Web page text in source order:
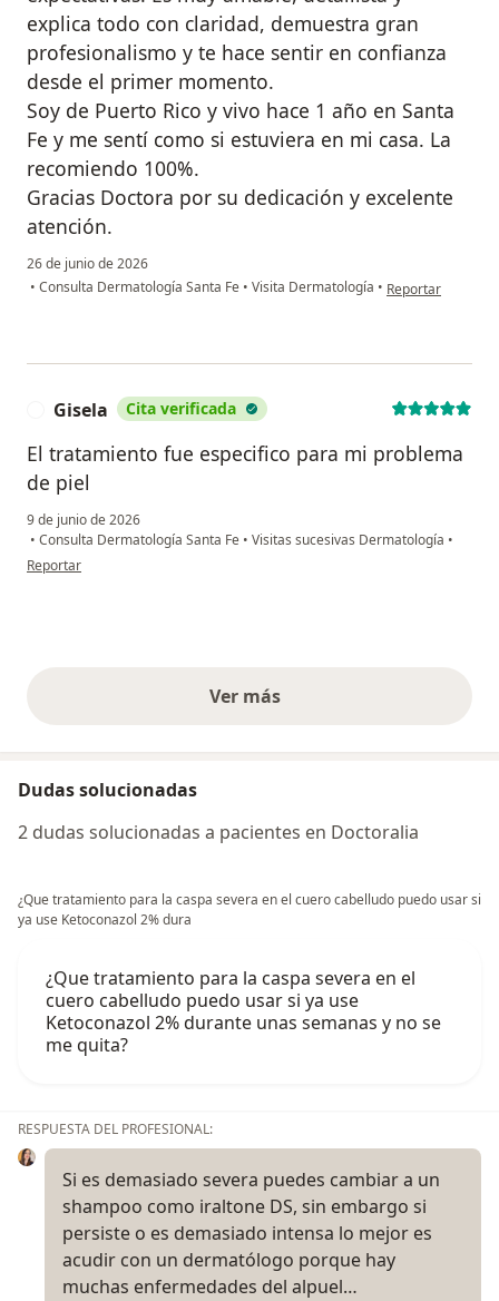
explica todo con claridad, demuestra gran
profesionalismo y te hace sentir en confianza
desde el primer momento.
Soy de Puerto Rico y vivo hace 1 año en Santa
Fe y me sentí como si estuviera en mi casa. La
recomiendo 100%.
Gracias Doctora por su dedicación y excelente
atención.
26 de junio de 2026
• Consulta Dermatología Santa Fe • Visita Dermatología • en opinión del
Reportar
Gisela Cita verificada
El tratamiento fue especifico para mi problema
de piel
9 de junio de 2026
• Consulta Dermatología Santa Fe • Visitas sucesivas Dermatología •
en opinión del usuario Gisela
Reportar
Ver másopiniones anteriores
Dudas solucionadas
2 dudas solucionadas a pacientes en Doctoralia
¿Que tratamiento para la caspa severa en el cuero cabelludo puedo usar si
ya use Ketoconazol 2% dura
¿Que tratamiento para la caspa severa en el
cuero cabelludo puedo usar si ya use
Ketoconazol 2% durante unas semanas y no se
me quita?
RESPUESTA DEL PROFESIONAL:
Si es demasiado severa puedes cambiar a un
shampoo como iraltone DS, sin embargo si
persiste o es demasiado intensa lo mejor es
acudir con un dermatólogo porque hay
muchas enfermedades del alpuel…